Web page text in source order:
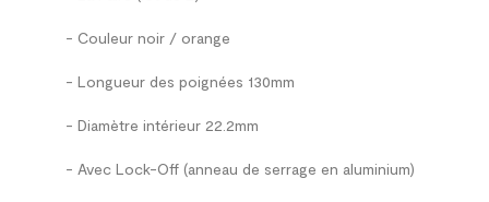
- Couleur noir / orange
- Longueur des poignées 130mm
- Diamètre intérieur 22.2mm
- Avec Lock-Off (anneau de serrage en aluminium)